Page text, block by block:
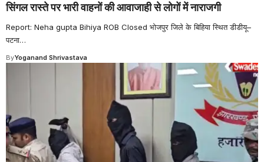
सिंगल रास्ते पर भारी वाहनों की आवाजाही से लोगों में नाराजगी
Report: Neha gupta Bihiya ROB Closed भोजपुर जिले के बिहिया स्थित डीडीयू–
पटना…
ByYoganand Shrivastava